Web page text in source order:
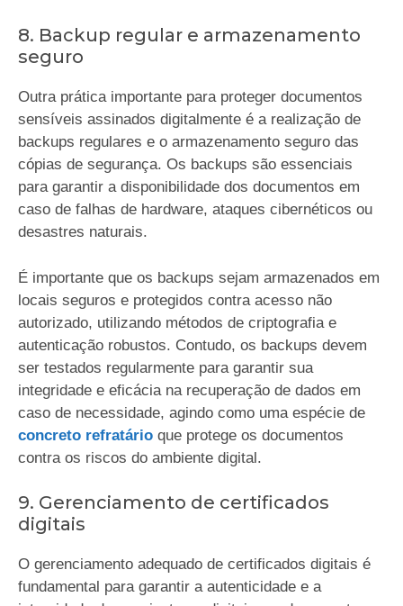
8. Backup regular e armazenamento
seguro
Outra prática importante para proteger documentos
sensíveis assinados digitalmente é a realização de
backups regulares e o armazenamento seguro das
cópias de segurança. Os backups são essenciais
para garantir a disponibilidade dos documentos em
caso de falhas de hardware, ataques cibernéticos ou
desastres naturais.
É importante que os backups sejam armazenados em
locais seguros e protegidos contra acesso não
autorizado, utilizando métodos de criptografia e
autenticação robustos. Contudo, os backups devem
ser testados regularmente para garantir sua
integridade e eficácia na recuperação de dados em
caso de necessidade, agindo como uma espécie de
concreto refratário que protege os documentos
contra os riscos do ambiente digital.
9. Gerenciamento de certificados
digitais
O gerenciamento adequado de certificados digitais é
fundamental para garantir a autenticidade e a